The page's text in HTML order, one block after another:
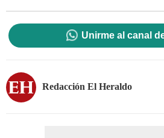
Unirme al canal
Redacción El Heraldo